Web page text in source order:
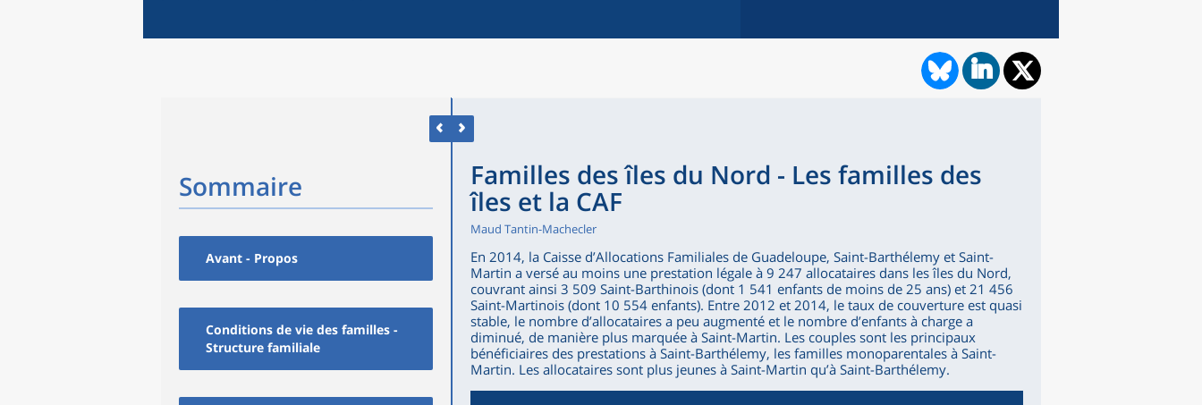
Sommaire
Avant - Propos
Conditions de vie des familles -
Structure familiale
Familles des îles du Nord - Les familles des
îles et la CAF
Maud Tantin-Machecler
En 2014, la Caisse d’Allocations Familiales de Guadeloupe, Saint-Barthélemy et Saint-
Martin a versé au moins une prestation légale à 9 247 allocataires dans les îles du Nord,
couvrant ainsi 3 509 Saint-Barthinois (dont 1 541 enfants de moins de 25 ans) et 21 456
Saint-Martinois (dont 10 554 enfants). Entre 2012 et 2014, le taux de couverture est quasi
stable, le nombre d’allocataires a peu augmenté et le nombre d’enfants à charge a
diminué, de manière plus marquée à Saint-Martin. Les couples sont les principaux
bénéficiaires des prestations à Saint-Barthélemy, les familles monoparentales à Saint-
Martin. Les allocataires sont plus jeunes à Saint-Martin qu’à Saint-Barthélemy.